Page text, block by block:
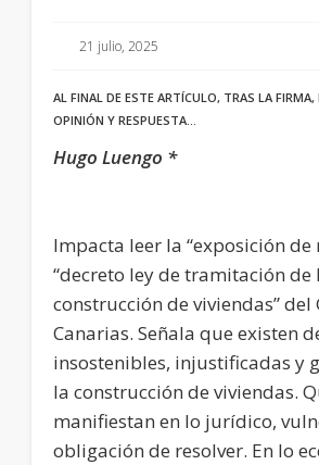
21 julio, 2025
AL FINAL DE ESTE ARTÍCULO, TRAS LA FIRMA,
OPINIÓN Y RESPUESTA…
Hugo Luengo *
Impacta leer la “exposición de
“decreto ley de tramitación de
construcción de viviendas” del
Canarias. Señala que existen
insostenibles, injustificadas y
la construcción de viviendas.
manifiestan en lo jurídico,
obligación de resolver. En lo